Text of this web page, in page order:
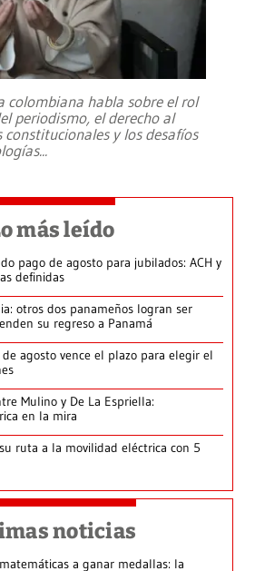
colombiana habla sobre el rol
periodismo, el derecho al
y los desafíos
...
más leído
pago de agosto para jubilados: ACH y
definidas
otros dos panameños logran ser
su regreso a Panamá
agosto vence el plazo para elegir el
Mulino y De La Espriella:
en la mira
ruta a la movilidad eléctrica con 5
noticias
a ganar medallas: la